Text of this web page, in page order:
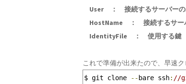
User ： 接続するサーバーの
HostName ： 接続するサー
IdentityFile ： 使用する鍵
これで準備が出来たので、早速ク
$ git clone -- bare ssh: //